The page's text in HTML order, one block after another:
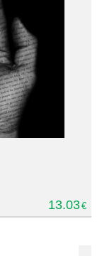
13.03€